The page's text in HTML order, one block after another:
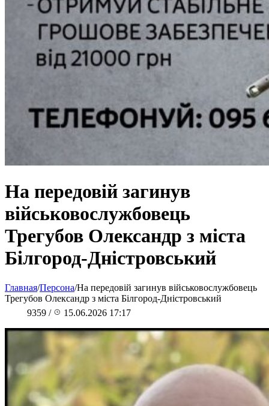
На передовій загинув
військовослужбовець
Трегубов Олександр з міста
Білгород-Дністровський
Главная/Персона/На передовій загинув військовослужбовець
Трегубов Олександр з міста Білгород-Дністровський
9359 / 15.06.2026 17:17